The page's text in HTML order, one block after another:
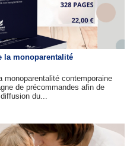
la monoparentalité
monoparentalité contemporaine
de précommandes afin de
du...